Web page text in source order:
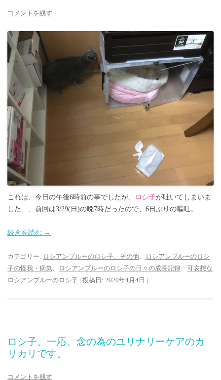
コメントを残す
これは、今日の午後6時前の事でしたが、 ロシ子が吐いてしまいま
した…、前回は3/29(日)の晩7時だったので、6日ぶりの嘔吐。
続きを読む →
カテゴリー: ロシアンブルーのロシ子、その他、
ロシアンブルーのロシ
子の怪我・病気、 ロシアンブルーのロシ子の日々の成長記録、 可哀想な
ロシアンブルーのロシ子 | 投稿日: 2020年4月4日 |
ロシ子、一応、念の為のユリナリーケアのカ
リカリです。
コメントを残す